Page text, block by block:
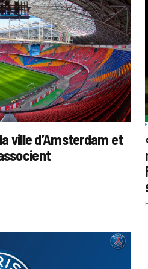
ville d’Amsterdam et